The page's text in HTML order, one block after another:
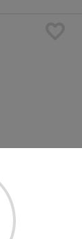
Артикул: 80226
Персик 1
чай